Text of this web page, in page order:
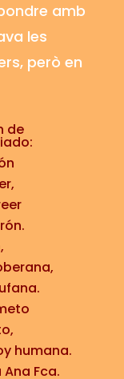
amb
les
però en
de
humana.
Fca.